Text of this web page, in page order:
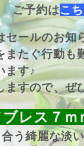
ご予約はこ
セールのお知
またぐ行動も
ます♪
ますので、ぜ
レス７
う綺麗な淡